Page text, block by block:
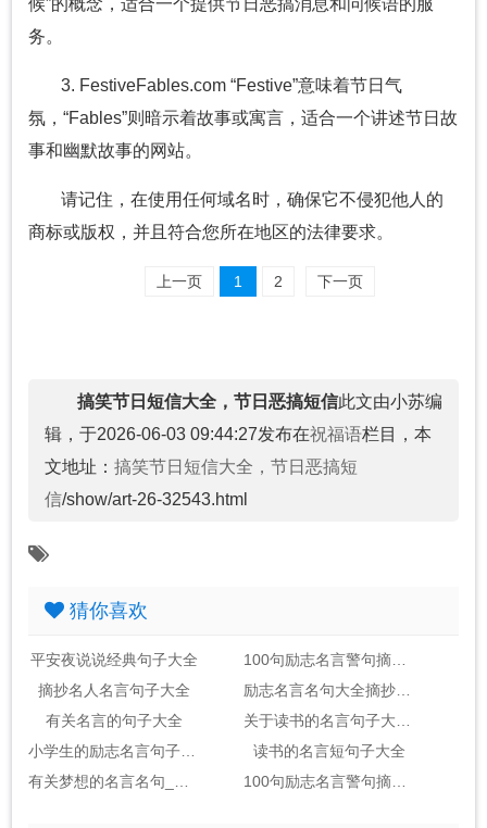
务。
3. FestiveFables.com “Festive”意味着节日气
氛，“Fables”则暗示着故事或寓言，适合一个讲述节日故
事和幽默故事的网站。
请记住，在使用任何域名时，确保它不侵犯他人的
商标或版权，并且符合您所在地区的法律要求。
上一页 1 2 下一页
搞笑节日短信大全，节日恶搞短信此文由小苏编
辑，于2026-06-03 09:44:27发布在祝福语栏目，本
文地址： 搞笑节日短信大全，节日恶搞短
信/show/art-26-32543.html
猜你喜欢
平安夜说说经典句子大全
摘抄名人名言句子大全
有关名言的句子大全
读书的名言短句子大全